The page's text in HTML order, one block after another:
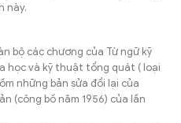
này.
bộ các chương của Từ ngữ kỹ
học và kỹ thuật tổng quát ( loại
những bản sửa đổi lại của
(công bố năm 1956) của lần